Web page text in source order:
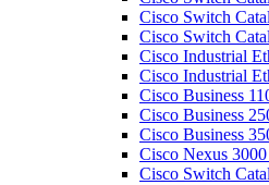
Cisco Switch
Cisco Switch
Cisco Industrial
Cisco Industrial
Cisco Business
Cisco Business
Cisco Business
Cisco Nexus 3000
Cisco Switch